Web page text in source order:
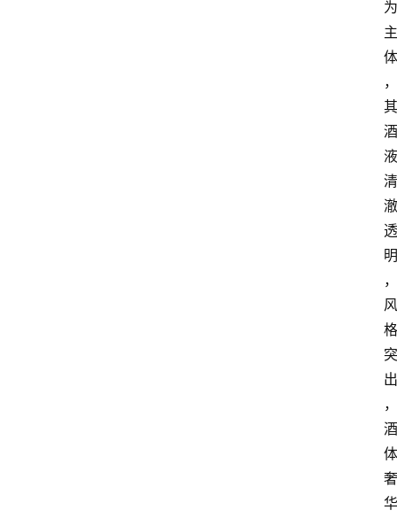
为
主
体
，
其
酒
液
清
澈
透
明
，
风
格
突
出
，
酒
体
奢
华